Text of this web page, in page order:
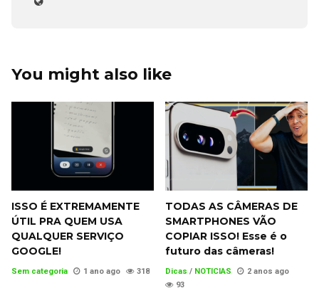
You might also like
ISSO É EXTREMAMENTE
ÚTIL PRA QUEM USA
QUALQUER SERVIÇO
GOOGLE!
Sem categoria 1 ano ago 318
TODAS AS CÂMERAS DE
SMARTPHONES VÃO
COPIAR ISSO! Esse é o
futuro das câmeras!
Dicas / NOTICIAS
2 anos ago
93